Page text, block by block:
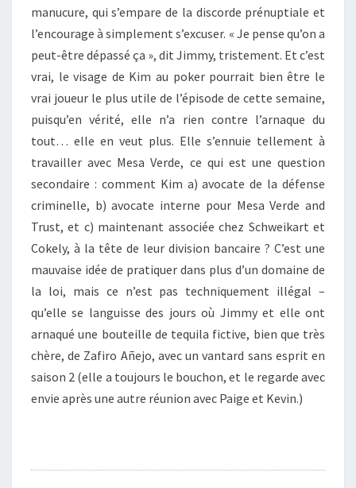
manucure, qui s’empare de la discorde prénuptiale et
l’encourage à simplement s’excuser. « Je pense qu’on a
peut-être dépassé ça », dit Jimmy, tristement. Et c’est
vrai, le visage de Kim au poker pourrait bien être le
vrai joueur le plus utile de l’épisode de cette semaine,
puisqu’en vérité, elle n’a rien contre l’arnaque du
tout… elle en veut plus. Elle s’ennuie tellement à
travailler avec Mesa Verde, ce qui est une question
secondaire : comment Kim a) avocate de la défense
criminelle, b) avocate interne pour Mesa Verde and
Trust, et c) maintenant associée chez Schweikart et
Cokely, à la tête de leur division bancaire ? C’est une
mauvaise idée de pratiquer dans plus d’un domaine de
la loi, mais ce n’est pas techniquement illégal –
qu’elle se languisse des jours où Jimmy et elle ont
arnaqué une bouteille de tequila fictive, bien que très
chère, de Zafiro Añejo, avec un vantard sans esprit en
saison 2 (elle a toujours le bouchon, et le regarde avec
envie après une autre réunion avec Paige et Kevin.)